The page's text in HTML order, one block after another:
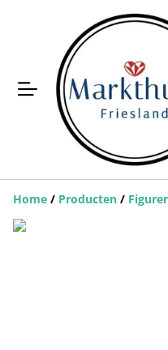
Home / Producten /